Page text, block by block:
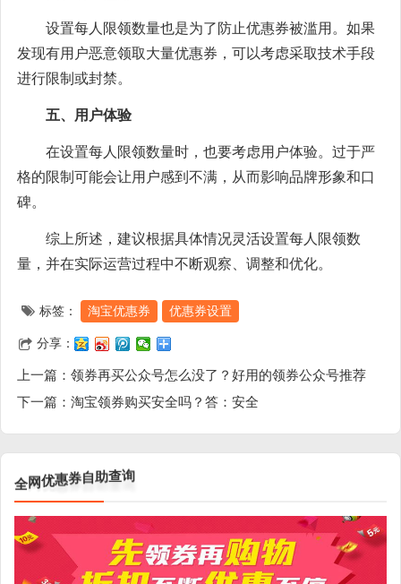
设置每人限领数量也是为了防止优惠券被滥用。如果
发现有用户恶意领取大量优惠券，可以考虑采取技术手段
进行限制或封禁。
五、用户体验
在设置每人限领数量时，也要考虑用户体验。过于严
格的限制可能会让用户感到不满，从而影响品牌形象和口
碑。
综上所述，建议根据具体情况灵活设置每人限领数
量，并在实际运营过程中不断观察、调整和优化。
标签： 淘宝优惠券 优惠券设置
分享：
上一篇： 领券再买公众号怎么没了？好用的领券公众号推荐
下一篇： 淘宝领券购买安全吗？答：安全
全网优惠券自助查询